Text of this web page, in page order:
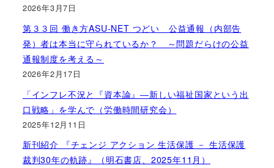
2026年3月7日
第３３回 働き方ASU-NET つどい 公益通報（内部告
発）者は本当に守られているか？ ～問題だらけの公益
通報制度を考える～
2026年2月17日
「インフレ不況と『資本論』―新しい福祉国家という出
口戦略」を学んで（労働時間研究会）
2025年12月11日
新刊紹介 『チェンジ アクション 生活保護 － 生活保護
裁判30年の軌跡』（明石書店、2025年11月）